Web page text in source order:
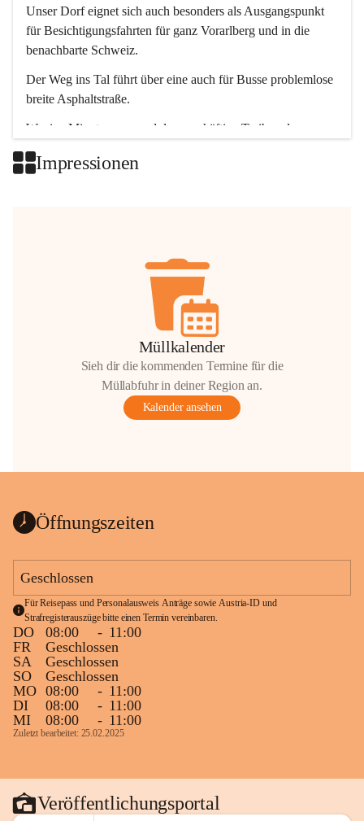
Unser Dorf eignet sich auch besonders als Ausgangspunkt
für Besichtigungsfahrten für ganz Vorarlberg und in die
benachbarte Schweiz.
Der Weg ins Tal führt über eine auch für Busse problemlose
breite Asphaltstraße.
Wenige Minuten nur, und das geschäftige Treiben der
Impressionen
Müllkalender
Sieh dir die kommenden Termine für die
Müllabfuhr in deiner Region an.
Kalender ansehen
Öffnungszeiten
Geschlossen
Für Reisepass und Personalausweis Anträge sowie Austria-ID und
Strafregisterauszüge bitte einen Termin vereinbaren.
DO 08:00 - 11:00
FR
Geschlossen
SA
Geschlossen
SO
Geschlossen
MO 08:00 - 11:00
DI
08:00 - 11:00
MI
08:00 - 11:00
Zuletzt bearbeitet: 25.02.2025
Veröffentlichungsportal